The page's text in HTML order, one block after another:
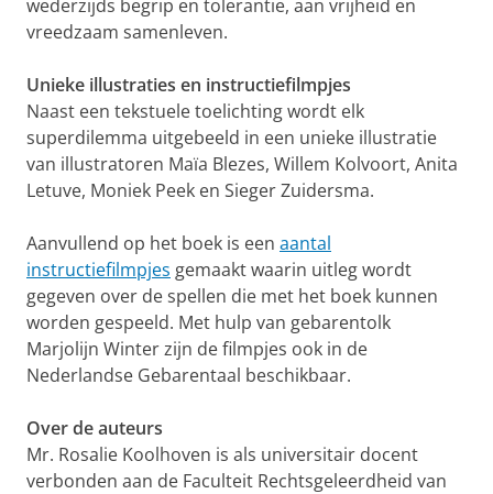
wederzijds begrip en tolerantie, aan vrijheid en
vreedzaam samenleven.
Unieke illustraties en instructiefilmpjes
Naast een tekstuele toelichting wordt elk
superdilemma uitgebeeld in een unieke illustratie
van illustratoren Maïa Blezes, Willem Kolvoort, Anita
Letuve, Moniek Peek en Sieger Zuidersma.
Aanvullend op het boek is een aantal
instructiefilmpjes gemaakt waarin uitleg wordt
gegeven over de spellen die met het boek kunnen
worden gespeeld. Met hulp van gebarentolk
Marjolijn Winter zijn de filmpjes ook in de
Nederlandse Gebarentaal beschikbaar.
Over de auteurs
Mr. Rosalie Koolhoven is als universitair docent
verbonden aan de Faculteit Rechtsgeleerdheid van